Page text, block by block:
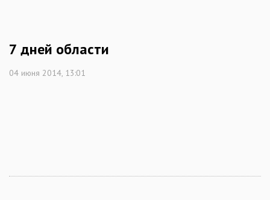
7 дней области
04 июня 2014, 13:01